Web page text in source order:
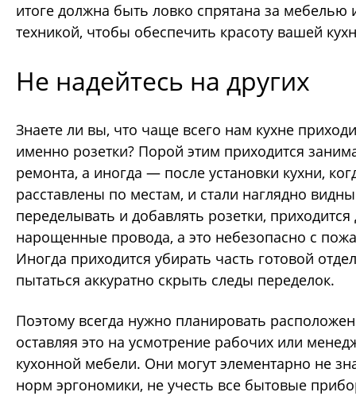
итоге должна быть ловко спрятана за мебелью
техникой, чтобы обеспечить красоту вашей
Не надейтесь на других
Знаете ли вы, что чаще всего нам кухне
именно розетки? Порой этим приходится
ремонта, а иногда — после установки кухни,
расставлены по местам, и стали наглядно
переделывать и добавлять розетки, приходится
нарощенные провода, а это небезопасно с
Иногда приходится убирать часть готовой
пытаться аккуратно скрыть следы переделок.
Поэтому всегда нужно планировать
оставляя это на усмотрение рабочих или
кухонной мебели. Они могут элементарно не
норм эргономики, не учесть все бытовые